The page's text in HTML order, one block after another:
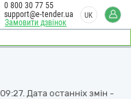
Замовити дзвінок
0 800 30 77 55
support@e-tender.ua
UK
Дата останніх змін -